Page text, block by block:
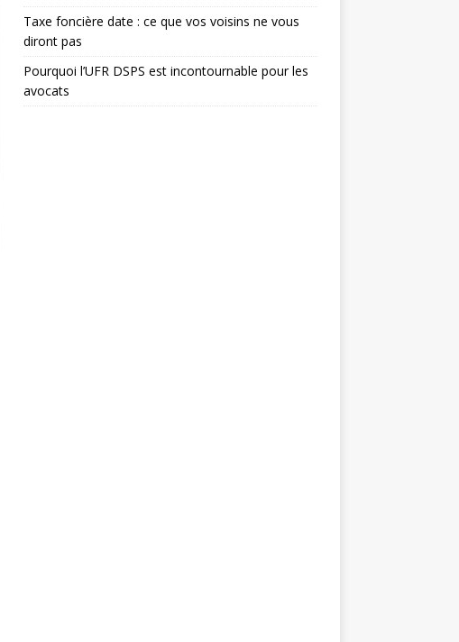
Taxe foncière date : ce que vos voisins ne vous
diront pas
Pourquoi l’UFR DSPS est incontournable pour les
avocats